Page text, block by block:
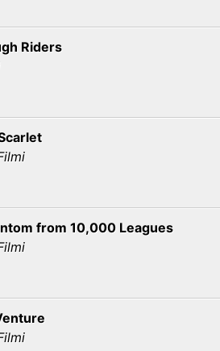
Riders
from 10,000 Leagues